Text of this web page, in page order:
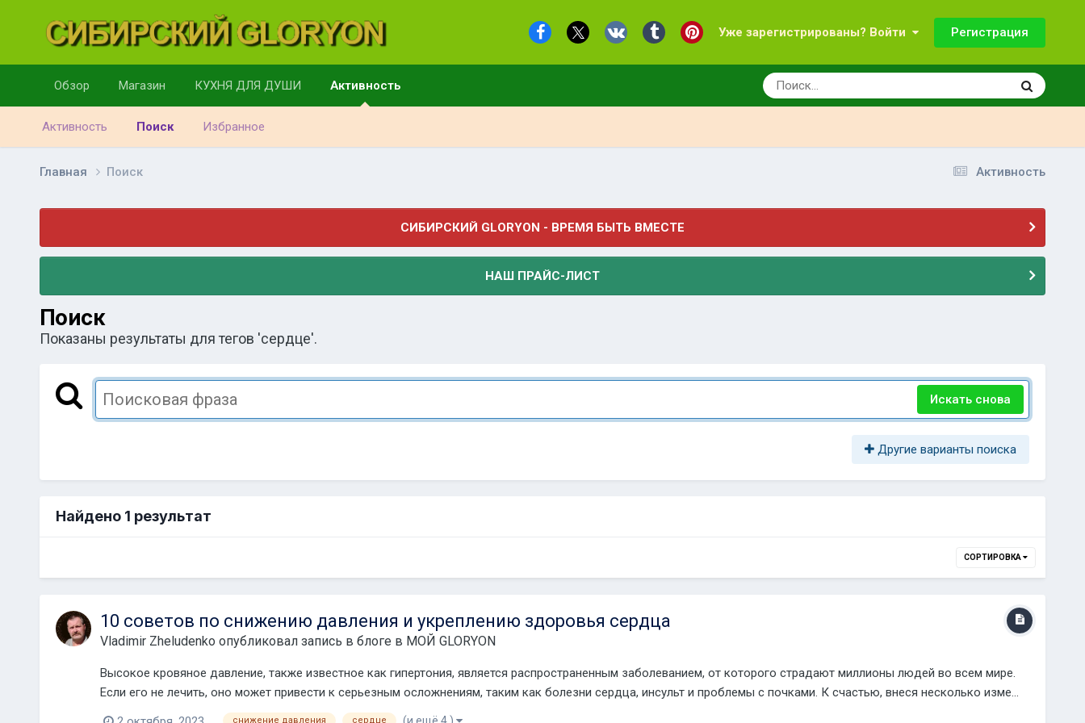
Уже зарегистрированы? Войти Регистрация
Обзор Магазин КУХНЯ ДЛЯ ДУШИ Активность
Активность Поиск Избранное
Активность
Главная Поиск
СИБИРСКИЙ GLORYON - ВРЕМЯ БЫТЬ ВМЕСТЕ
НАШ ПРАЙС-ЛИСТ
Поиск
Показаны результаты для тегов 'сердце'.
Искать снова
Другие варианты поиска
Найдено 1 результат
СОРТИРОВКА
10 советов по снижению давления и укреплению здоровья сердца
Vladimir Zheludenko опубликовал запись в блоге в МОЙ GLORYON
Высокое кровяное давление, также известное как гипертония, является распространенным заболеванием, от которого страдают миллионы людей во всем мире.
Если его не лечить, оно может привести к серьезным осложнениям, таким как болезни сердца, инсульт и проблемы с почками. К счастью, внеся несколько изме...
снижение давления сердце